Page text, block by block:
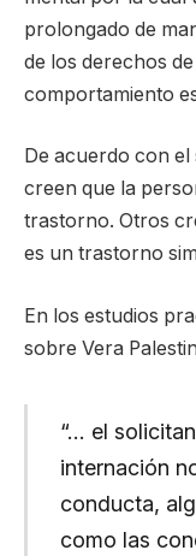
prolongado de
de los derechos
comportamiento
De acuerdo con el
creen que la
trastorno. Otros
es un trastorno
En los estudios
sobre Vera
“… el
internación
conducta,
como las